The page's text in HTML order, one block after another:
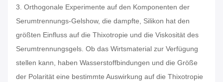
3. Orthogonale Experimente auf den Komponenten der
Serumtrennungs-Gelshow, die dampfte, Silikon hat den
größten Einfluss auf die Thixotropie und die Viskosität des
Serumtrennungsgels. Ob das Wirtsmaterial zur Verfügung
stellen kann, haben Wasserstoffbindungen und die Größe
der Polarität eine bestimmte Auswirkung auf die Thixotropie